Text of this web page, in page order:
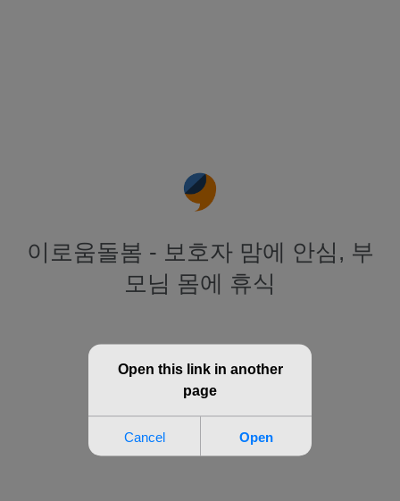
이로움돌봄 - 보호자 맘에 안심, 부
모님 몸에 휴식